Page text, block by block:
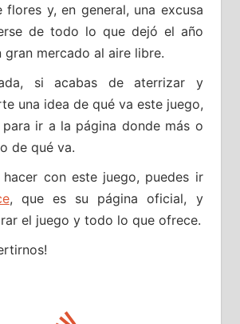
flores y, en general, una excusa
de todo lo que dejó el año
gran mercado al aire libre.
si acabas de aterrizar y
una idea de qué va este juego,
para ir a la página donde más o
de qué va.
con este juego, puedes ir
, que es su página oficial, y
el juego y todo lo que ofrece.